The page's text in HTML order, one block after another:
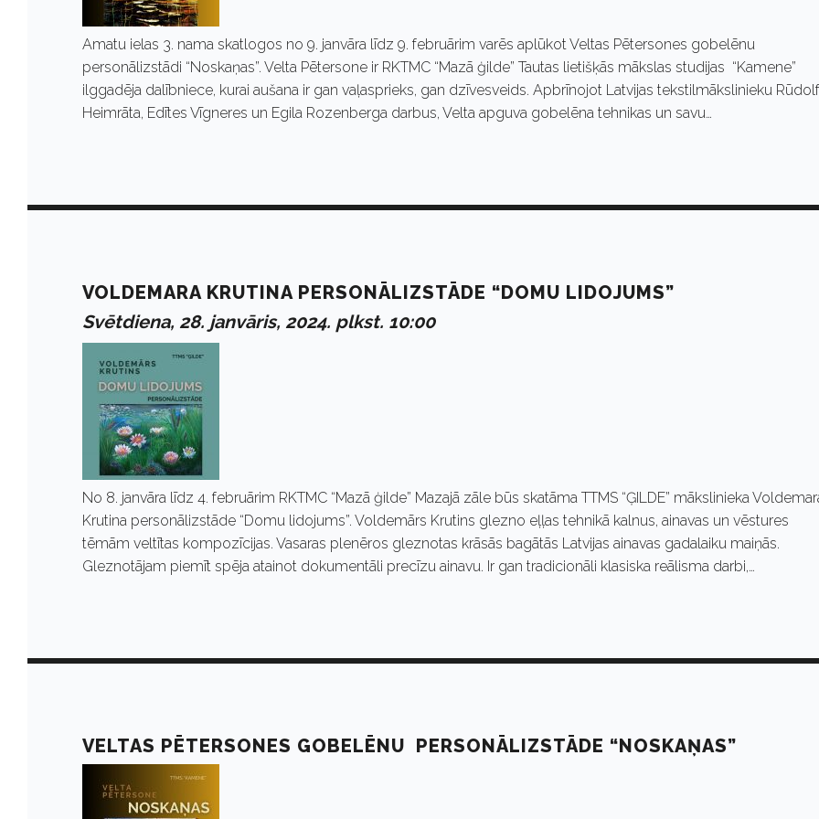
Amatu ielas 3. nama skatlogos no 9. janvāra līdz 9. februārim varēs aplūkot Veltas Pētersones gobelēnu
personālizstādi “Noskaņas”. Velta Pētersone ir RKTMC “Mazā ģilde” Tautas lietišķās mākslas studijas “Kamene”
ilggadēja dalībniece, kurai aušana ir gan vaļasprieks, gan dzīvesveids. Apbrīnojot Latvijas tekstilmākslinieku
Heimrāta, Edītes Vīgneres un Egila Rozenberga darbus, Velta apguva gobelēna tehnikas un savu…
VOLDEMARA KRUTINA PERSONĀLIZSTĀDE “DOMU LIDOJUMS”
Svētdiena, 28. janvāris, 2024. plkst. 10:00
No 8. janvāra līdz 4. februārim RKTMC “Mazā ģilde” Mazajā zāle būs skatāma TTMS “ĢILDE” mākslinieka
Krutina personālizstāde “Domu lidojums”. Voldemārs Krutins glezno eļļas tehnikā kalnus, ainavas un vēstures
tēmām veltītas kompozīcijas. Vasaras plenēros gleznotas krāsās bagātās Latvijas ainavas gadalaiku maiņās.
Gleznotājam piemīt spēja atainot dokumentāli precīzu ainavu. Ir gan tradicionāli klasiska reālisma darbi,…
VELTAS PĒTERSONES GOBELĒNU PERSONĀLIZSTĀDE “NOSKAŅAS”